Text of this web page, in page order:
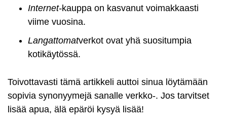
Internet-kauppa on kasvanut voimakkaasti
viime vuosina.
Langattomatverkot ovat yhä suositumpia
kotikäytössä.
Toivottavasti tämä artikkeli auttoi sinua löytämään
sopivia synonyymejä sanalle verkko-. Jos tarvitset
lisää apua, älä epäröi kysyä lisää!